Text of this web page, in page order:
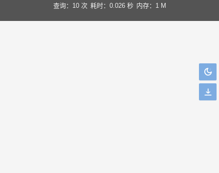
查询：10 次 耗时：0.026 秒 内存：1 M